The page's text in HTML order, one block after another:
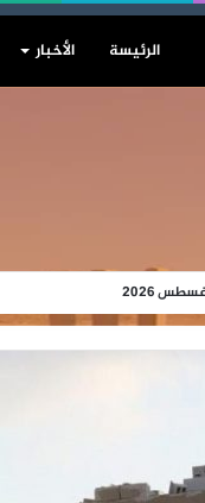
الرئيسة الأخبار